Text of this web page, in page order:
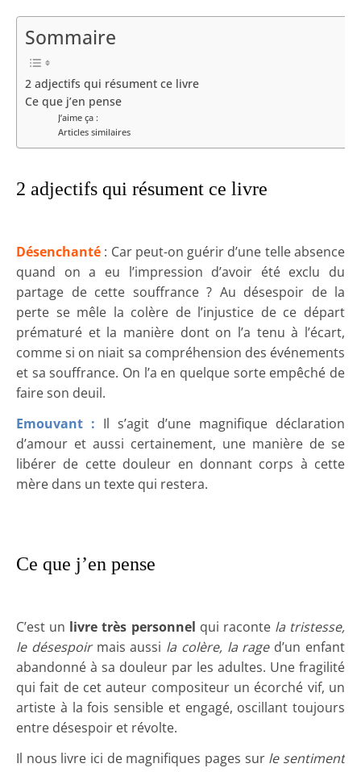
Sommaire
2 adjectifs qui résument ce livre
Ce que j’en pense
J’aime ça :
Articles similaires
2 adjectifs qui résument ce livre
Désenchanté : Car peut-on guérir d’une telle absence
quand on a eu l’impression d’avoir été exclu du
partage de cette souffrance ? Au désespoir de la
perte se mêle la colère de l’injustice de ce départ
prématuré et la manière dont on l’a tenu à l’écart,
comme si on niait sa compréhension des événements
et sa souffrance. On l’a en quelque sorte empêché de
faire son deuil.
Emouvant : Il s’agit d’une magnifique déclaration
d’amour et aussi certainement, une manière de se
libérer de cette douleur en donnant corps à cette
mère dans un texte qui restera.
Ce que j’en pense
C’est un livre très personnel qui raconte la tristesse,
le désespoirmais aussi la colère, la raged’un enfant
abandonné à sa douleur par les adultes. Une fragilité
qui fait de cet auteur compositeur un écorché vif, un
artiste à la fois sensible et engagé, oscillant toujours
entre désespoir et révolte.
Il nous livre ici de magnifiques pages sur le sentiment